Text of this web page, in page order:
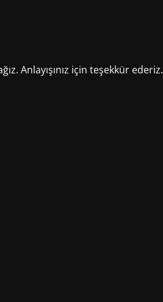
Anlayışınız için teşekkür ederiz.